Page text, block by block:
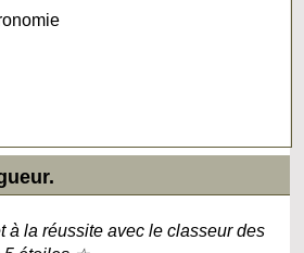
à la réussite avec le classeur des